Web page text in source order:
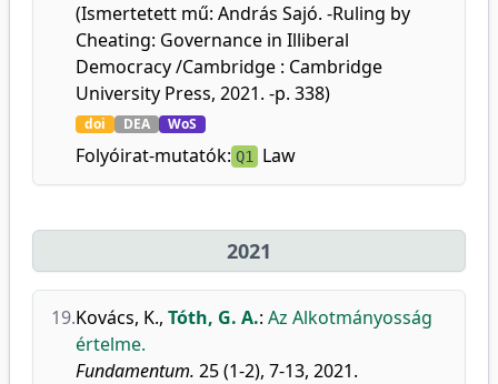
(Ismertetett mű: András Sajó. -Ruling by
Cheating: Governance in Illiberal
Democracy /Cambridge : Cambridge
University Press, 2021. -p. 338)
doi DEA WoS
Folyóirat-mutatók: Q1 Law
2021
19.Kovács, K., Tóth, G. A.: Az Alkotmányosság
értelme.
Fundamentum. 25 (1-2), 7-13, 2021.